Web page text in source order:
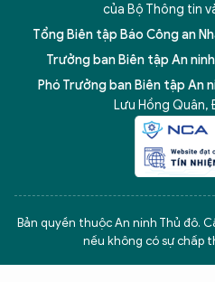
của Bộ Thông tin
Tổng Biên tập Báo Công an
Trưởng ban Biên tập An
Phó Trưởng ban Biên tập An
Lưu Hồng Quân,
Bản quyền thuộc An ninh Thủ đô.
nếu không có sự chấp
5 điểm nghẽn của Hà Nội